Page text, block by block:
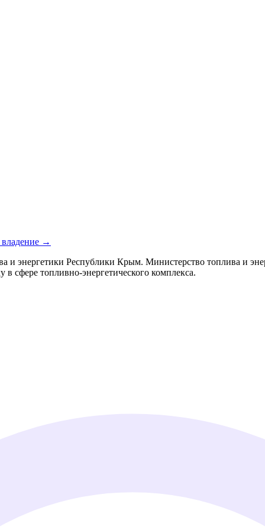
владение →
и энергетики Республики Крым. Министерство топлива и
сфере топливно-энергетического комплекса.